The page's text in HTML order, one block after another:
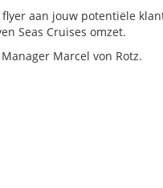
aan jouw potentiële
Seas Cruises omzet.
Marcel von Rotz.